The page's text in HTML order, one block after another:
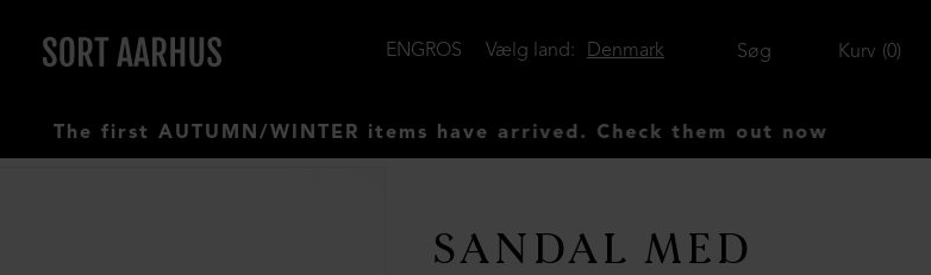
Kurv 0
Søg
Denmark
Vælg land:
ENGROS
The first AUTUMN/WINTER items have arrived. Check them out now
SANDAL MED